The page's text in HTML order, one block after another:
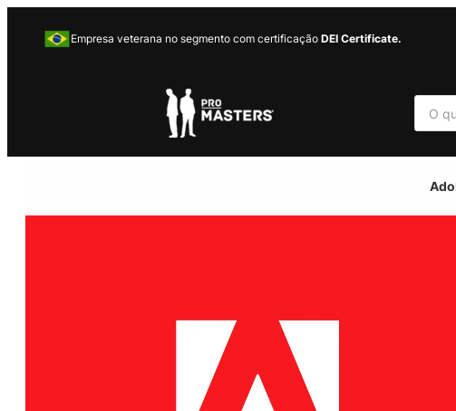
Empresa veterana no segmento com certificação DEI Certificate.
P
s
u
r